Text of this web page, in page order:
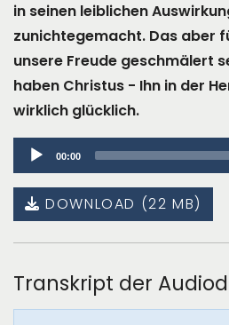
in seinen leiblichen
zunichtegemacht. Das aber
unsere Freude geschmälert
haben Christus - Ihn in der
wirklich glücklich.
Audio
Player
00:00
DOWNLOAD (22 MB)
Transkript der